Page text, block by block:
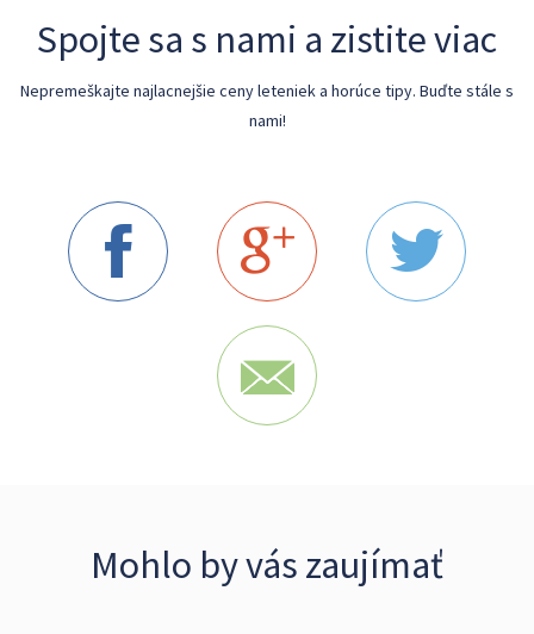
Spojte sa s nami a zistite viac
Nepremeškajte najlacnejšie ceny leteniek a horúce tipy. Buďte stále s
nami!
Mohlo by vás zaujímať